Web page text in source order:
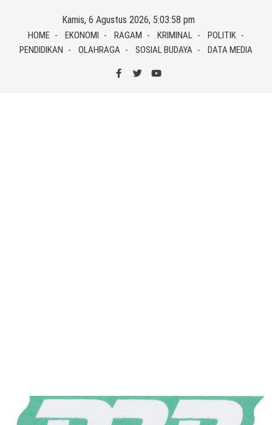
content
Kamis, 6 Agustus 2026, 5:03:58 pm
HOME EKONOMI RAGAM KRIMINAL
POLITIK
PENDIDIKAN
OLAHRAGA SOSIAL BUDAYA DATA MEDIA